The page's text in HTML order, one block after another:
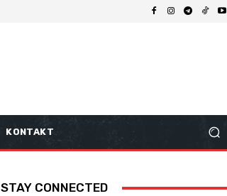
KONTAKT
STAY CONNECTED